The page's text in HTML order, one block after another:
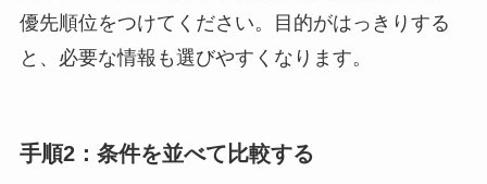
優先順位をつけてください。目的がはっきりする
と、必要な情報も選びやすくなります。
手順2：条件を並べて比較する